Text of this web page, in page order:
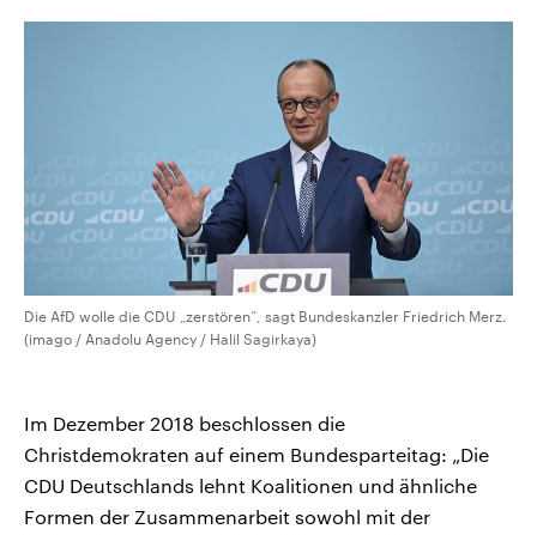
Audio-Archiv
Die AfD wolle die CDU „zerstören“, sagt Bundeskanzler Friedrich Merz.
(imago / Anadolu Agency / Halil Sagirkaya)
Im Dezember 2018 beschlossen die
Christdemokraten auf einem Bundesparteitag: „Die
CDU Deutschlands lehnt Koalitionen und ähnliche
Formen der Zusammenarbeit sowohl mit der